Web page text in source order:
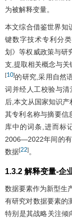
为被解释变量。
本文综合借鉴世界知
键数字技术专利分
划》等权威政策与研
支,提取相关概念与
[10]的研究,采用自然
词并经人工校验与
后,本文从国家知识
其专利名称与摘要信
库中的词条,进而标
2006—2022年间的
数据[22]。
1.3.2 解释变量-企
数据要素作为新型生
有研究对数据要素的
特别是其战略关注倾